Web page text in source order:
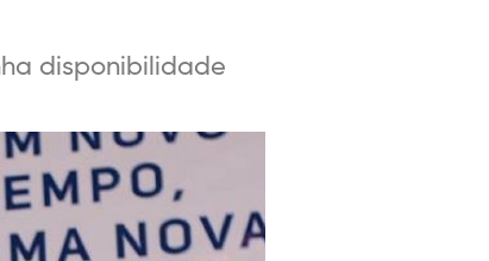
disponibilidade